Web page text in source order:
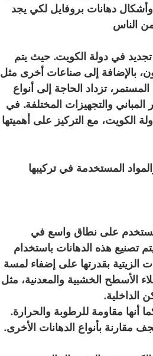
دهانات بروفايل لكي يجد
الناس
تجديد في دولة الكويت. حيث يتم
بالإضافة إلى صناعات أخرى مثل
تزداد الحاجة إلى أنواع
والتجهيزات المختلفة. في
الكويت، مع التركيز على أهميتها
المستخدمة في تركيبها
تُستخدم على نطاق واسع في
تصنيع هذه الدهانات باستخدام
الزيتية بقدرتها على إضفاء لمسة
الأسطح الخشبية والمعدنية، مثل
الداخلية.
أنها مقاومة للرطوبة والحرارة.
مقارنة بأنواع الدهانات الأخرى.